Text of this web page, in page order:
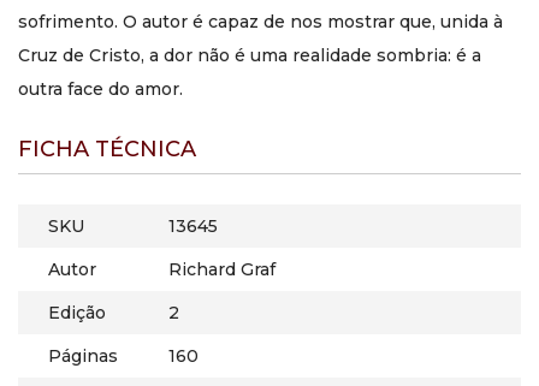
sofrimento. O autor é capaz de nos mostrar que, unida à
Cruz de Cristo, a dor não é uma realidade sombria: é a
outra face do amor.
FICHA TÉCNICA
SKU
13645
Autor
Richard Graf
Edição
2
Páginas
160